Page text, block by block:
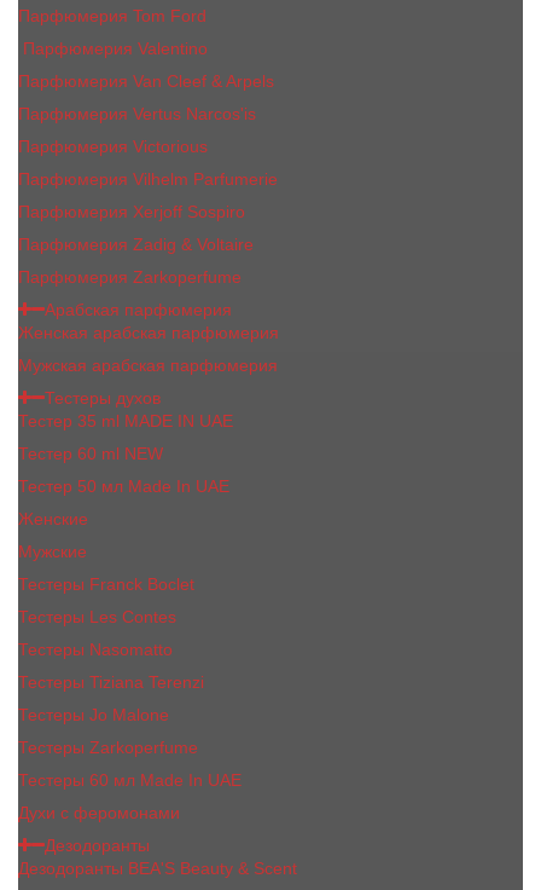
Парфюмерия Tom Ford
Парфюмерия Valentino
Парфюмерия Van Cleef & Arpels
Парфюмерия Vertus Narcos'is
Парфюмерия Victorious
Парфюмерия Vilhelm Parfumerie
Парфюмерия Xerjoff Sospiro
Парфюмерия Zadig & Voltaire
Парфюмерия Zarkoperfume
Арабская парфюмерия
Женская арабская парфюмерия
Мужская арабская парфюмерия
Тестеры духов
Тестер 35 ml MADE IN UAE
Тестер 60 ml NEW
Тестер 50 мл Made In UAE
Женские
Мужские
Тестеры Franck Boclet
Тестеры Les Contes
Тестеры Nasomatto
Тестеры Tiziana Terenzi
Тестеры Jо Malоnе
Тестеры Zarkoperfume
Тестеры 60 мл Made In UAE
Духи с феромонами
Дезодоранты
Дезодоранты BEA'S Beauty & Scent